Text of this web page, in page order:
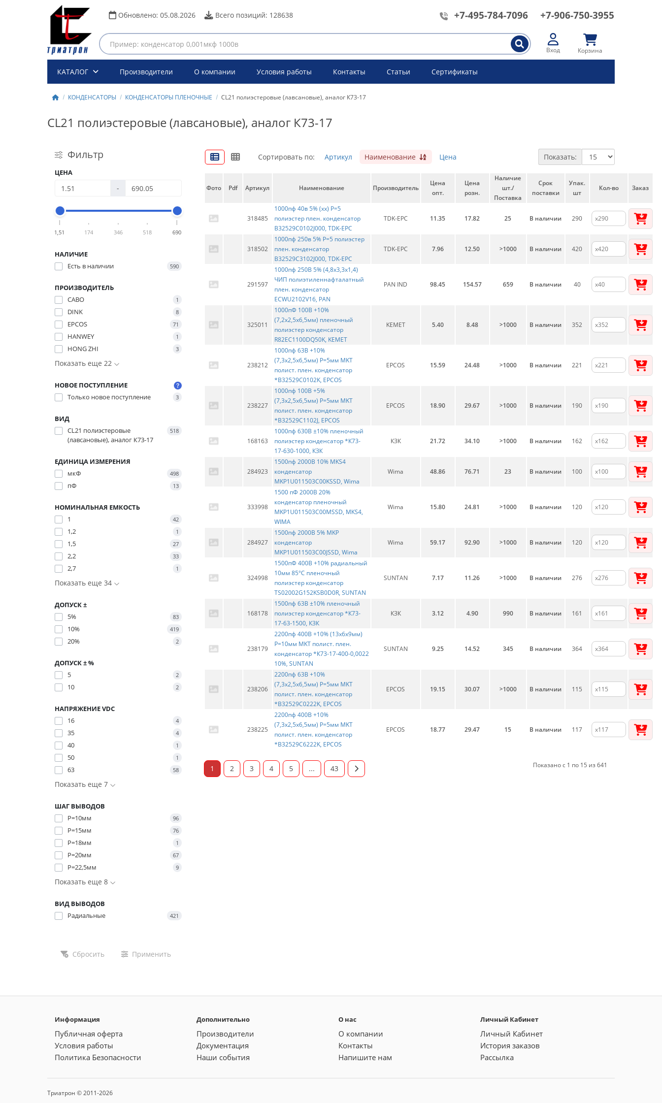
Обновлено: 05.08.2026 Всего позиций: 128638 +7-495-784-7096 +7-906-750-3955
Вход Корзина
КАТАЛОГ Производители О компании Условия работы Контакты Статьи Сертификаты
КОНДЕНСАТОРЫ КОНДЕНСАТОРЫ ПЛЕНОЧНЫЕ CL21 полиэстеровые (лавсановые), аналог К73-17
CL21 полиэстеровые (лавсановые), аналог К73-17
Фильтр
ЦЕНА
-
1,51 174 346 518 690
НАЛИЧИЕ
Есть в наличии
590
ПРОИЗВОДИТЕЛЬ
CABO
1
DINK 8
EPCOS 71
HANWEY 1
HONG ZHI 3
Показать еще 22
НОВОЕ ПОСТУПЛЕНИЕ
Только новое поступление
3
ВИД
CL21 полиэстеровые
(лавсановые), аналог К73-17
518
ЕДИНИЦА ИЗМЕРЕНИЯ
мкФ
498
пФ 13
НОМИНАЛЬНАЯ ЕМКОСТЬ
1
42
1,2 1
1,5 27
2,2 33
2,7 1
Показать еще 34
ДОПУСК ±
5%
83
10% 419
20% 2
ДОПУСК ± %
5
2
10 2
НАПРЯЖЕНИЕ VDC
16
4
35 4
40 1
50 1
63 58
Показать еще 7
ШАГ ВЫВОДОВ
P=10мм
96
P=15мм 76
P=18мм 1
P=20мм 67
P=22,5мм 9
Показать еще 8
ВИД ВЫВОДОВ
Радиальные
421
Сбросить Применить
Сортировать по: Артикул Наименование Цена Показать:
Фото Pdf Артикул Наименование Производитель
Цена
опт.
Цена
розн.
Наличие
шт./
Поставка
Срок
поставки
Упак.
шт
Кол-во Заказ
318485
1000пф 40в 5% (хх) Р=5
полиэстер плен. конденсатор
B32529C0102J000, TDK-EPC
TDK-EPC 11.35 17.82 25 В наличии 290
318502
1000пф 250в 5% Р=5 полиэстер
плен. конденсатор
B32529C3102J000, TDK-EPC
TDK-EPC 7.96 12.50 >1000 В наличии 420
291597
1000пф 250В 5% (4,8х3,3х1,4)
ЧИП полиэтиленнафталатный
плен. конденсатор
ECWU2102V16, PAN
PAN IND 98.45 154.57 659 В наличии 40
325011
1000пФ 100В +10%
(7,2х2,5х6,5мм) пленочный
полиэстер конденсатор
R82EC1100DQ50K, KEMET
KEMET 5.40 8.48 >1000 В наличии 352
238212
1000пф 63В +10%
(7,3х2,5х6,5мм) Р=5мм MKT
полист. плен. конденсатор
*B32529C0102K, EPCOS
EPCOS 15.59 24.48 >1000 В наличии 221
238227
1000пф 100В +5%
(7,3х2,5х6,5мм) Р=5мм MKT
полист. плен. конденсатор
*B32529C1102J, EPCOS
EPCOS 18.90 29.67 >1000 В наличии 190
168163
1000пф 630В ±10% пленочный
полиэстер конденсатор *К73-
17-630-1000, КЗК
КЗК 21.72 34.10 >1000 В наличии 162
284923
1500пф 2000В 10% MKS4
конденсатор
MKP1U011503C00KSSD, Wima
Wima 48.86 76.71 23 В наличии 100
333998
1500 пФ 2000В 20%
конденсатор пленочный
MKP1U011503C00MSSD, MKS4,
WIMA
Wima 15.80 24.81 >1000 В наличии 120
284927
1500пф 2000В 5% MKP
конденсатор
MKP1U011503C00JSSD, Wima
Wima 59.17 92.90 >1000 В наличии 120
324998
1500пФ 400В +10% радиальный
10мм 85°С пленочный
полиэстер конденсатор
TS02002G152KSB0D0R, SUNTAN
SUNTAN 7.17 11.26 >1000 В наличии 276
168178
1500пф 63В ±10% пленочный
полиэстер конденсатор *К73-
17-63-1500, КЗК
КЗК 3.12 4.90 990 В наличии 161
238179
2200пф 400В +10% (13х6х9мм)
Р=10мм MKT полист. плен.
конденсатор *К73-17-400-0,0022
10%, SUNTAN
SUNTAN 9.25 14.52 345 В наличии 364
238206
2200пф 63В +10%
(7,3х2,5х6,5мм) Р=5мм MKT
полист. плен. конденсатор
*B32529C0222K, EPCOS
EPCOS 19.15 30.07 >1000 В наличии 115
238225
2200пф 400В +10%
(7,3х2,5х6,5мм) Р=5мм MKT
полист. плен. конденсатор
*B32529C6222K, EPCOS
EPCOS 18.77 29.47 15 В наличии 117
1 2 3 4 5 ... 43 Показано с 1 по 15 из 641
Информация
Публичная оферта
Условия работы
Политика Безопасности
Дополнительно
Производители
Документация
Наши события
О нас
О компании
Контакты
Напишите нам
Личный Кабинет
Личный Кабинет
История заказов
Рассылка
Триатрон © 2011-2026